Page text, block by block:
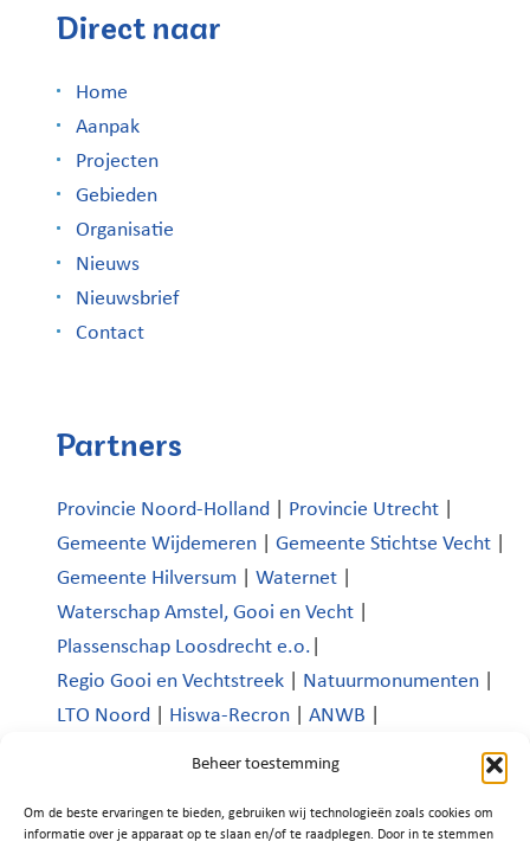
Beheer toestemming
Om de beste ervaringen te bieden, gebruiken wij technologieën zoals cookies om
informatie over je apparaat op te slaan en/of te raadplegen. Door in te stemmen
Direct naar
Home
Aanpak
Projecten
Gebieden
Organisatie
Nieuws
Nieuwsbrief
Contact
Partners
Provincie Noord-Holland Provincie Utrecht
Gemeente Wijdemeren
Gemeente Stichtse Vecht
Gemeente Hilversum
Waternet
Waterschap Amstel, Gooi en Vecht
Plassenschap Loosdrecht e.o.
Regio Gooi en Vechtstreek
Natuurmonumenten
LTO Noord
Hiswa-Recron ANWB
Platform Recreatie en Toerisme Wijdemeren|